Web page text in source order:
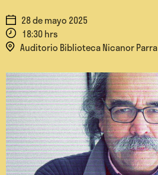
28 de mayo 2025
18:30 hrs
Auditorio Biblioteca Nicanor Parra